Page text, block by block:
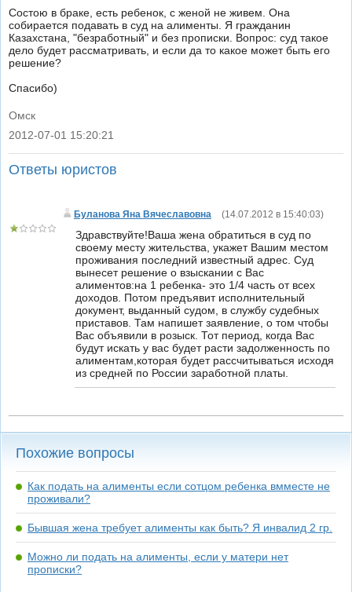
Состою в браке, есть ребенок, с женой не живем. Она
собирается подавать в суд на алименты. Я гражданин
Казахстана, "безработный" и без прописки. Вопрос: суд такое
дело будет рассматривать, и если да то какое может быть его
решение?
Спасибо)
Омск
|
2012-07-01 15:20:21
Ответы юристов
Буланова Яна Вячеславовна (14.07.2012 в 15:40:03)
Здравствуйте!Ваша жена обратиться в суд по
своему месту жительства, укажет Вашим местом
проживания последний известный адрес. Суд
вынесет решение о взыскании с Вас
алиментов:на 1 ребенка- это 1/4 часть от всех
доходов. Потом предъявит исполнительный
документ, выданный судом, в службу судебных
приставов. Там напишет заявление, о том чтобы
Вас объявили в розыск. Тот период, когда Вас
будут искать у вас будет расти задолженность по
алиментам,которая будет рассчитываться исходя
из средней по России заработной платы.
Похожие вопросы
Как подать на алименты если сотцом ребенка вмместе не
проживали?
Бывшая жена требует алименты как быть? Я инвалид 2 гр.
Можно ли подать на алименты, если у матери нет
прописки?